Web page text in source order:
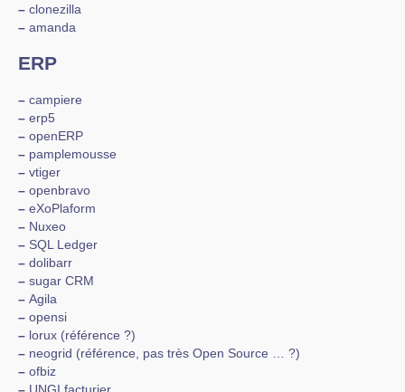
– clonezilla
– amanda
ERP
– campiere
– erp5
– openERP
– pamplemousse
– vtiger
– openbravo
– eXoPlaform
– Nuxeo
– SQL Ledger
– dolibarr
– sugar CRM
– Agila
– opensi
– lorux (référence ?)
– neogrid (référence, pas très Open Source … ?)
– ofbiz